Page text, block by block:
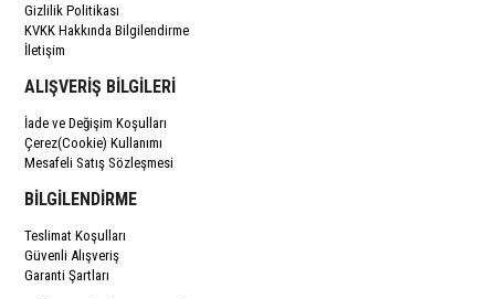
Gizlilik Politikası
KVKK Hakkında Bilgilendirme
İletişim
ALIŞVERİŞ BİLGİLERİ
İade ve Değişim Koşulları
Çerez(Cookie) Kullanımı
Mesafeli Satış Sözleşmesi
BİLGİLENDİRME
Teslimat Koşulları
Güvenli Alışveriş
Garanti Şartları